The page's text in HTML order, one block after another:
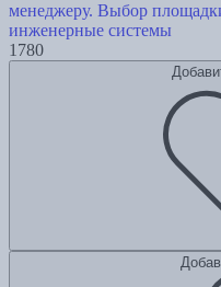
менеджеру. Выбор
инженерные системы
1780